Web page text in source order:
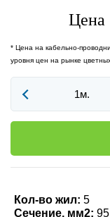
Цена
* Цена на кабельно-
уровня цен на рынке
Кол-во жил: 5
Сечение, мм2: 95